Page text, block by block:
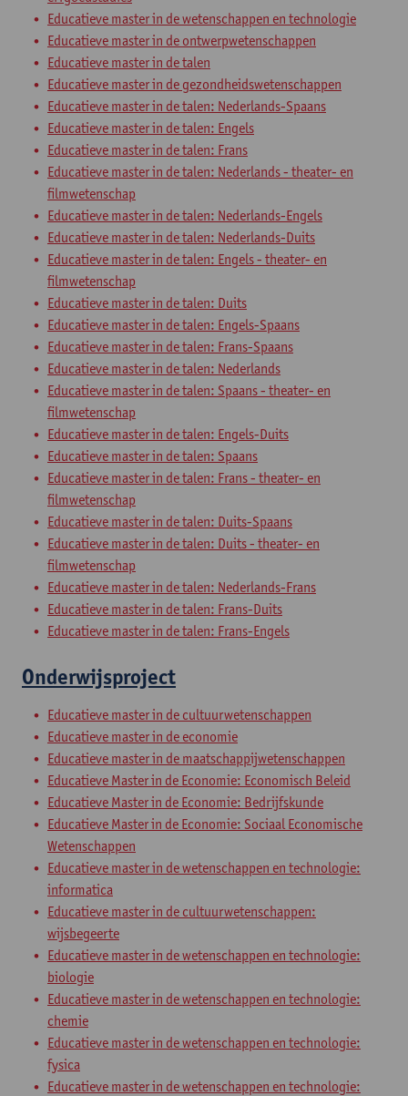
Educatieve master in de wetenschappen en technologie
Educatieve master in de ontwerpwetenschappen
Educatieve master in de talen
Educatieve master in de gezondheidswetenschappen
Educatieve master in de talen: Nederlands-Spaans
Educatieve master in de talen: Engels
Educatieve master in de talen: Frans
Educatieve master in de talen: Nederlands - theater- en
filmwetenschap
Educatieve master in de talen: Nederlands-Engels
Educatieve master in de talen: Nederlands-Duits
Educatieve master in de talen: Engels - theater- en
filmwetenschap
Educatieve master in de talen: Duits
Educatieve master in de talen: Engels-Spaans
Educatieve master in de talen: Frans-Spaans
Educatieve master in de talen: Nederlands
Educatieve master in de talen: Spaans - theater- en
filmwetenschap
Educatieve master in de talen: Engels-Duits
Educatieve master in de talen: Spaans
Educatieve master in de talen: Frans - theater- en
filmwetenschap
Educatieve master in de talen: Duits-Spaans
Educatieve master in de talen: Duits - theater- en
filmwetenschap
Educatieve master in de talen: Nederlands-Frans
Educatieve master in de talen: Frans-Duits
Educatieve master in de talen: Frans-Engels
Onderwijsproject
Educatieve master in de cultuurwetenschappen
Educatieve master in de economie
Educatieve master in de maatschappijwetenschappen
Educatieve Master in de Economie: Economisch Beleid
Educatieve Master in de Economie: Bedrijfskunde
Educatieve Master in de Economie: Sociaal Economische
Wetenschappen
Educatieve master in de wetenschappen en technologie:
informatica
Educatieve master in de cultuurwetenschappen:
wijsbegeerte
Educatieve master in de wetenschappen en technologie:
biologie
Educatieve master in de wetenschappen en technologie:
chemie
Educatieve master in de wetenschappen en technologie:
fysica
Educatieve master in de wetenschappen en technologie: